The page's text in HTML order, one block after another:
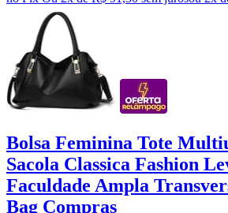
Bolsa Feminina Tote
Sacola Classica Fashion
Faculdade Ampla
Bag Compras